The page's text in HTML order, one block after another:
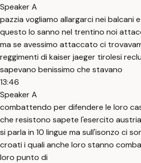
Speaker A
pazzia vogliamo allargarci nei balcani
questo lo sanno nel trentino noi
ma se avessimo attaccato ci
reggimenti di kaiser jaeger tirolesi
sapevano benissimo che stavano
13:46
Speaker A
combattendo per difendere le loro
che resistono sapete l'esercito
si parla in 10 lingue ma sull'isonzo ci
croati i quali anche loro stanno
loro punto di